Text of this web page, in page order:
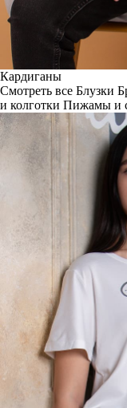
Кардиганы
Смотреть все Блузки
и колготки Пижамы и